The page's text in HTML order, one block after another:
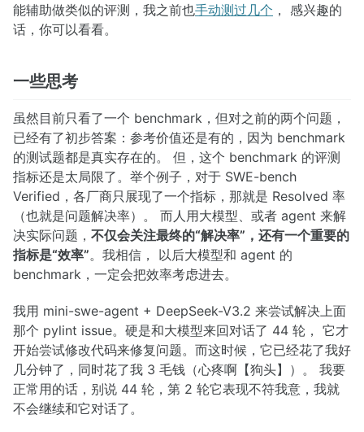
能辅助做类似的评测，我之前也手动测过几个 ， 感兴趣的
话，你可以看看。
一些思考
虽然目前只看了一个 benchmark，但对之前的两个问题，
已经有了初步答案：参考价值还是有的，因为 benchmark
的测试题都是真实存在的。 但，这个 benchmark 的评测
指标还是太局限了。举个例子，对于 SWE-bench
Verified，各厂商只展现了一个指标，那就是 Resolved 率
（也就是问题解决率）。 而人用大模型、或者 agent 来解
决实际问题， 不仅会关注最终的“解决率”，还有一个重要的
指标是“效率”。我相信， 以后大模型和 agent 的
benchmark，一定会把效率考虑进去。
我用 mini-swe-agent + DeepSeek-V3.2 来尝试解决上面
那个 pylint issue。硬是和大模型来回对话了 44 轮， 它才
开始尝试修改代码来修复问题。而这时候，它已经花了我好
几分钟了，同时花了我 3 毛钱（心疼啊【狗头】）。 我要
正常用的话，别说 44 轮，第 2 轮它表现不符我意，我就
不会继续和它对话了。